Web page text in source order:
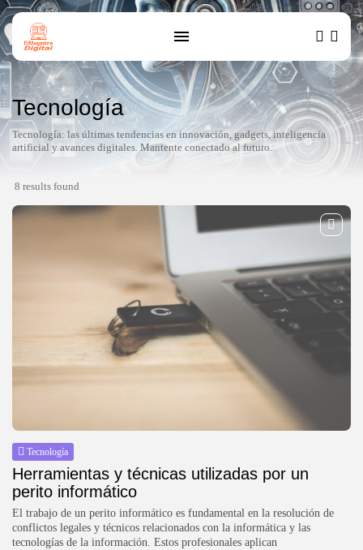
Tecnología
Tecnología: las últimas tendencias en innovación, gadgets, inteligencia
artificial y avances digitales. Mantente conectado al futuro.
8 results found
Tecnología
Herramientas y técnicas utilizadas por un
perito informático
El trabajo de un perito informático es fundamental en la resolución de
conflictos legales y técnicos relacionados con la informática y las
tecnologías de la información. Estos profesionales aplican